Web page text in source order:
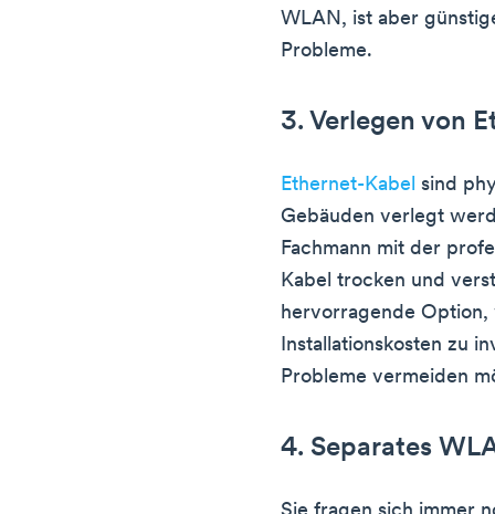
WLAN, ist aber
Probleme.
3. Verlegen von
Ethernet-Kabel sind
Gebäuden verlegt
Fachmann mit der
Kabel trocken und
hervorragende Option,
Installationskosten zu
Probleme vermeiden
4. Separates